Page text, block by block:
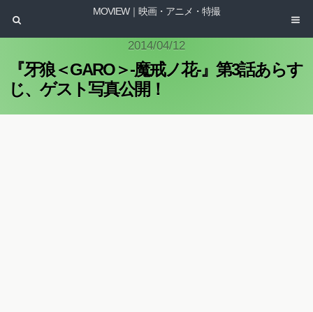
MOVIEW｜映画・アニメ・特撮
2014/04/12
『牙狼＜GARO＞-魔戒ノ花-』第3話あらす
じ、ゲスト写真公開！